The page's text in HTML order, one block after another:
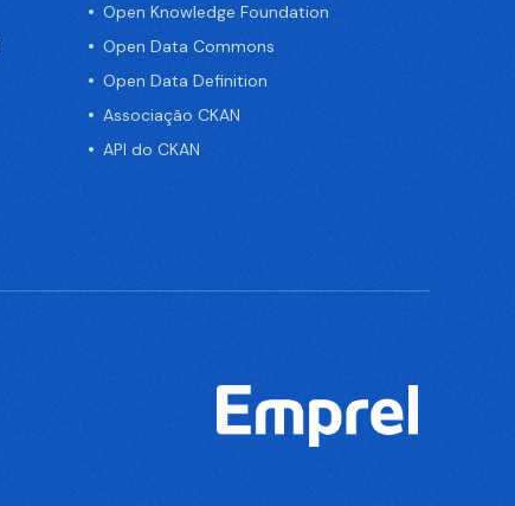
Open Knowledge Foundation
Open Data Commons
Open Data Definition
Associação CKAN
API do CKAN